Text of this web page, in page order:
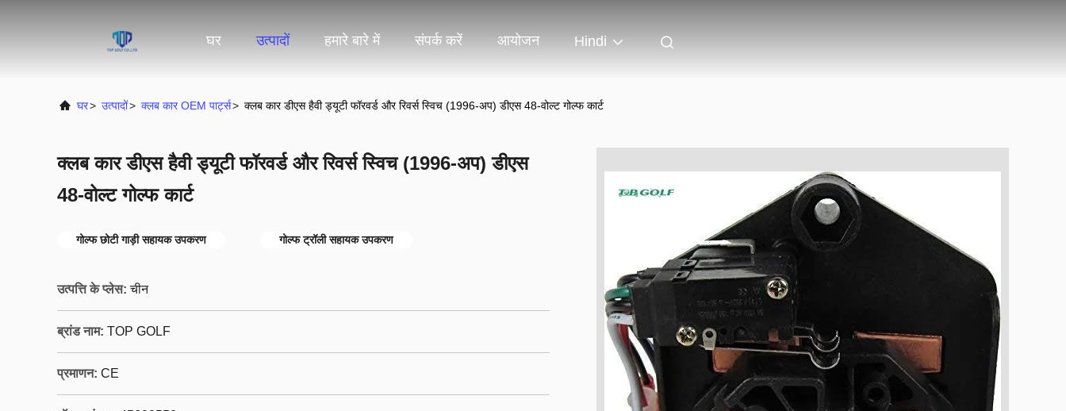
घर उत्पादों हमारे बारे में संपर्क करें आयोजन Hindi
घर> उत्पादों> क्लब कार OEM पार्ट्स> क्लब कार डीएस हैवी ड्यूटी फॉरवर्ड और रिवर्स स्विच (1996-अप) डीएस 48-वोल्ट गोल्फ कार्ट
क्लब कार डीएस हैवी ड्यूटी फॉरवर्ड और रिवर्स स्विच (1996-अप) डीएस
48-वोल्ट गोल्फ कार्ट
गोल्फ छोटी गाड़ी सहायक उपकरण गोल्फ ट्रॉली सहायक उपकरण
उत्पत्ति के प्लेस: चीन
ब्रांड नाम: TOP GOLF
प्रमाणन: CE